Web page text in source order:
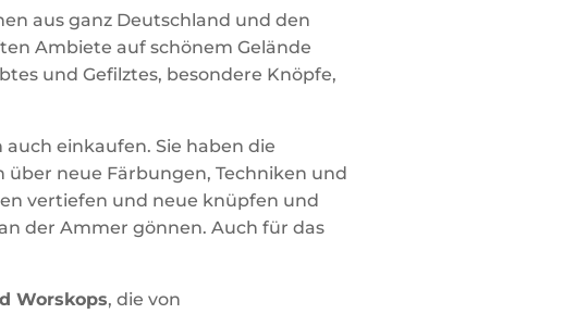
aus ganz Deutschland und den
Ambiete auf schönem Gelände
und Gefilztes, besondere Knöpfe,
einkaufen. Sie haben die
neue Färbungen, Techniken und
vertiefen und neue knüpfen und
der Ammer gönnen. Auch für das
Worskops, die von